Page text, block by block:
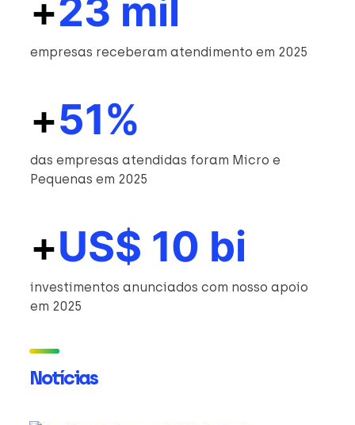
+23 mil
empresas receberam atendimento em 2025
+51%
das empresas atendidas foram Micro e
Pequenas em 2025
+US$ 10 bi
investimentos anunciados com nosso apoio
em 2025
Notícias